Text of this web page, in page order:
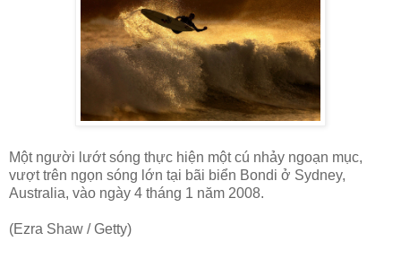
Một người lướt sóng thực hiện một cú nhảy ngoạn mục,
vượt trên ngọn sóng lớn tại bãi biển Bondi ở Sydney,
Australia, vào ngày 4 tháng 1 năm 2008.
(Ezra Shaw / Getty)